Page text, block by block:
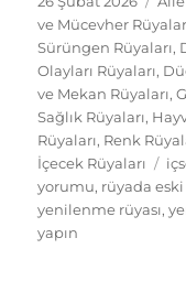
tarihi
ve Mücevher
Sürüngen Rüyaları,
Olayları Rüyaları,
ve Mekan Rüyaları,
Sağlık Rüyaları,
Rüyaları, Renk
İçecek Rüyaları
yorumu, rüyada
yenilenme rüyası,
yapın